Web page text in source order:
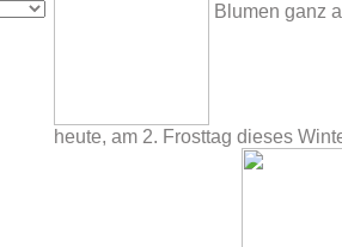
Blumen ganz
heute, am 2. Frosttag dieses